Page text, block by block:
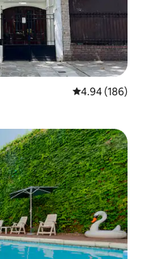
5 पैकी 4.94
4.94 (186)